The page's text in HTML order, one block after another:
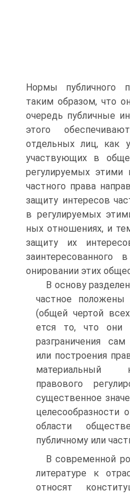
Нормы публичного
таким обра­зом, что
очередь публичные
этого
отдельных лиц, как
участвующих в
регулируемых
частного права
защиту интересов
в регулируемых
ных отношениях, и
защиту их
онировании этих
В основу
частное
(общей чертой
ется то, что они
разграничения
или построения
ма­териальный
правового
существенное
целесообразно­сти
области
публичному или
В современной
литературе к
относят